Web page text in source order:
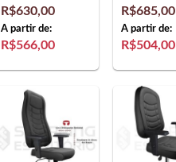
R$630,00
A partir de:
R$566,00
R$685,00
A partir de:
R$504,00